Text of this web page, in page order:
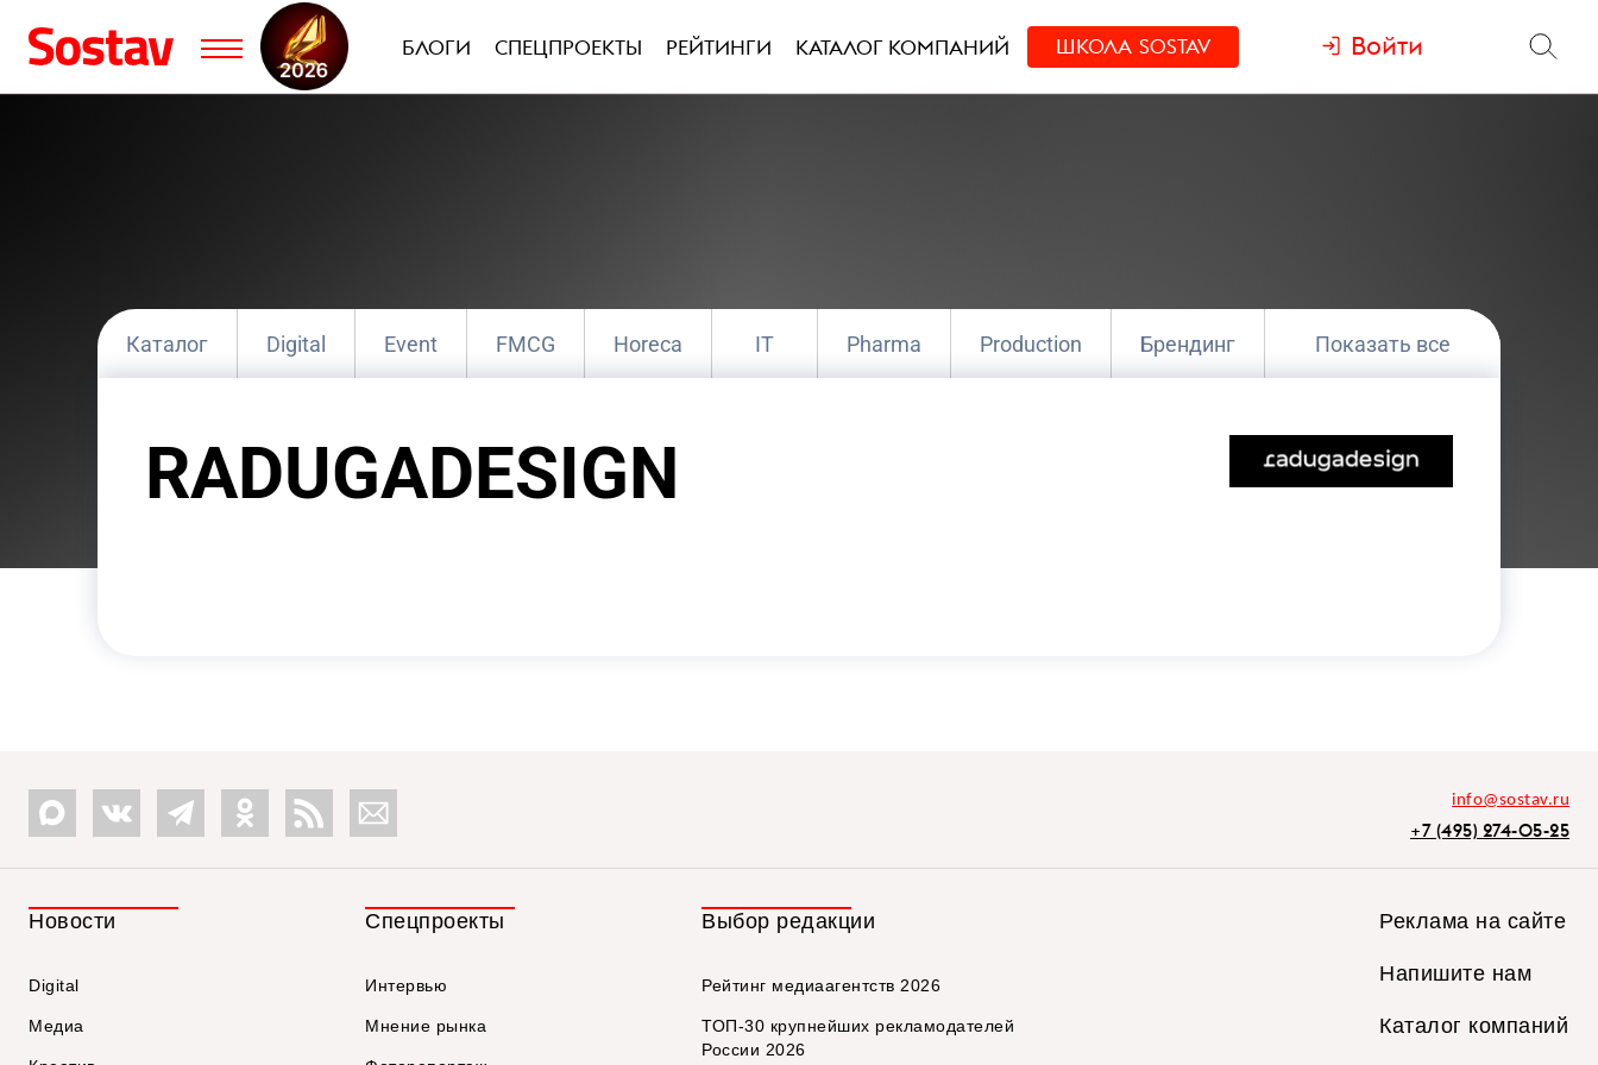
БЛОГИ СПЕЦПРОЕКТЫ РЕЙТИНГИ КАТАЛОГ КОМПАНИЙ ШКОЛА SOSTAV Войти
Каталог Digital Event FMCG Horeca IT Pharma Production Брендинг Показать все
RADUGADESIGN
info@sostav.ru
+7 (495) 274-05-25
Новости
Digital
Медиа
Спецпроекты
Интервью
Мнение рынка
Выбор редакции
Рейтинг медиаагентств 2026
ТОП-30 крупнейших рекламодателей
России 2026
Реклама на сайте
Напишите нам
Каталог компаний